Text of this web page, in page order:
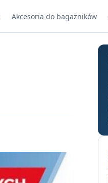
Akcesoria do bagażników